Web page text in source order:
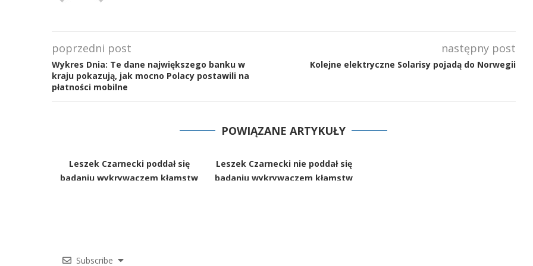
poprzedni post
Wykres Dnia: Te dane największego banku w
kraju pokazują, jak mocno Polacy postawili na
płatności mobilne
następny post
Kolejne elektryczne Solarisy pojadą do Norwegii
POWIĄZANE ARTYKUŁY
Leszek Czarnecki poddał się
badaniu wykrywaczem kłamstw
Leszek Czarnecki nie poddał się
badaniu wykrywaczem kłamstw
Subscribe